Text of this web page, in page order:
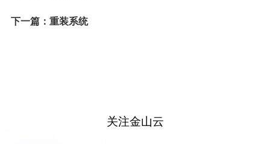
下一篇：重装系统
关注金山云